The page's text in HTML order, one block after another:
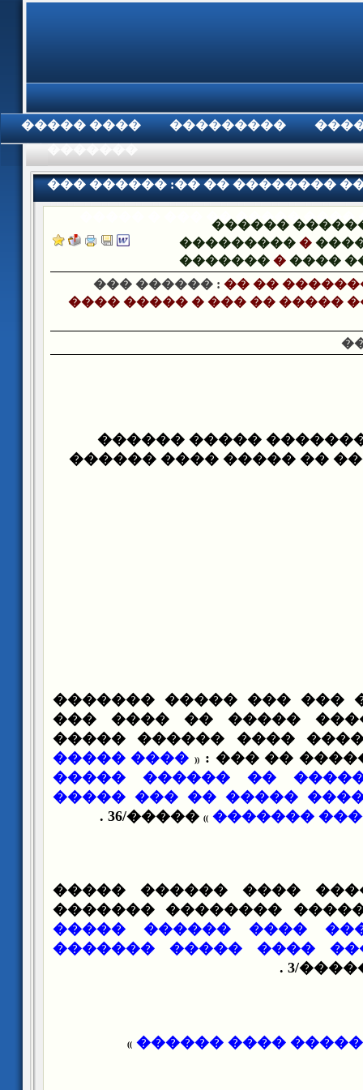
���� ����� ���������
��� ������ :�� �� ��������
����� � ��� �� ����� ����
������
����������
�������� ����
��� ������ : �� ��
���� ����� � ��� �� �����
�� �� �������� �����
���� ����� � ��� ��
��� ���� ���� ��� ���
����� �� ������
����� ����� ���� ����
����� ��
(
(
���� �����
�� �� ��� ������ ��
�������� �������
����� ��
)
)
�����/36 .
������ �������� ����
����� ��� �������
��� ���� ������
������ ��� ��� ����
��
������ ����
)
)